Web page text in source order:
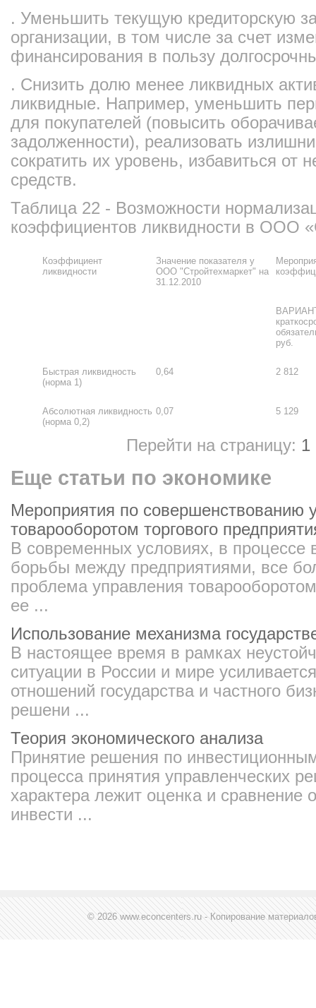
. Уменьшить текущую кредиторскую
организации, в том числе за счет
финансирования в пользу
. Снизить долю менее ликвидных
ликвидные. Например, уменьшить
для покупателей (повысить
задолженности), реализовать
сократить их уровень, избавиться от
средств.
Таблица 22 - Возможности
коэффициентов ликвидности в ООО
Коэффициент
ликвидности
Значение показателя у
ООО "Стройтехмаркет" на
31.12.2010
руб.
Быстрая ликвидность
(норма 1)
0,64 2 812
Абсолютная ликвидность
(норма 0,2)
0,07 5 129
Перейти на страницу: 1
Еще статьи по экономике
Мероприятия по совершенствованию
товарооборотом торгового
В современных условиях, в процессе
борьбы между предприятиями, все
проблема управления
ее ...
Использование механизма
В настоящее время в рамках
ситуации в России и мире
отношений государства и частного
решени ...
Теория экономического анализа
Принятие решения по
процесса принятия управленческих
характера лежит оценка и сравнение
инвести ...
© 2026 www.econcenters.ru - Копирование